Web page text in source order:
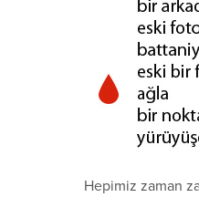
Hepimiz zaman